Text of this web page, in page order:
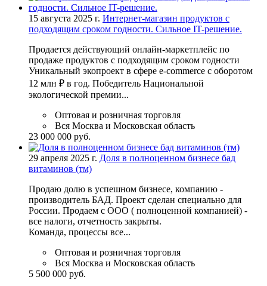
15 августа 2025 г. Интернет-магазин продуктов с
подходящим сроком годности. Сильное IT-решение.
Продается действующий онлайн-маркетплейс по
продаже продуктов с подходящим сроком годности
Уникальный экопроект в сфере e-commerce с оборотом
12 млн ₽ в год. Победитель Национальной
экологической премии...
Оптовая и розничная торговля
Вся Москва и Московская область
23 000 000 руб.
29 апреля 2025 г. Доля в полноценном бизнесе бад
витаминов (тм)
Продаю долю в успешном бизнесе, компанию -
производитель БАД. Проект сделан специально для
России. Продаем с ООО ( полноценной компанией) -
все налоги, отчетность закрыты.
Команда, процессы все...
Оптовая и розничная торговля
Вся Москва и Московская область
5 500 000 руб.